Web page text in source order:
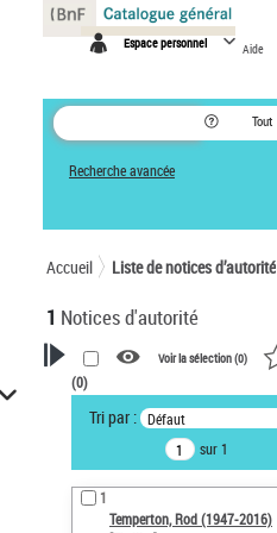
Espace personnel Aide
Tout
Recherche avancée
Accueil Liste de notices d’autorité
1 Notices d'autorité
VOTRE RECHERCHE
Recherche avancée dans les
notices d’autorité
Œuvres liées à l'auteur :
Temperton, Rod (1947-2016)
Voir la sélection (0)
(0)
Tri par : Défaut
sur 1
1
Temperton, Rod (1947-2016)
Panneau de gestion des cookies